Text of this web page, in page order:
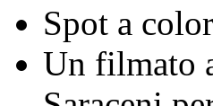
Spot a
Un filmato